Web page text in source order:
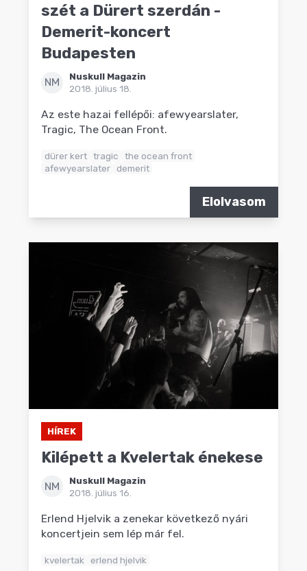
szét a Dürert szerdán -
Demerit-koncert
Budapesten
NM
Nuskull Magazin
2018. július 18.
Az este hazai fellépői: afewyearslater,
Tragic, The Ocean Front.
dürer kert tragic
the ocean front
afewyearslater
demerit
Elolvasom
HÍREK
Kilépett a Kvelertak énekese
NM
Nuskull Magazin
2018. július 16.
Erlend Hjelvik a zenekar következő nyári
koncertjein sem lép már fel.
kvelertak erlend hjelvik